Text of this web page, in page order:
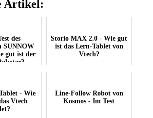
Artikel:
des
SUNNOW
gut ist der
Storio MAX 2.0 - Wie gut
ist das Lern-Tablet von
Vtech?
- Wie
Vtech
Line-Follow Robot von
Kosmos - Im Test